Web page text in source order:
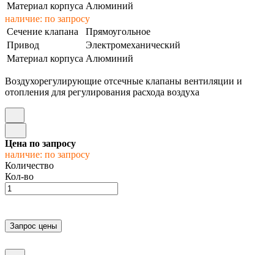
Материал корпуса Алюминий
наличие: по запросу
Сечение клапана
Прямоугольное
Привод
Электромеханический
Материал корпуса Алюминий
Воздухорегулирующие отсечные клапаны вентиляции и
отопления для регулирования расхода воздуха
Цена по запросу
наличие: по запросу
Количество
Кол-во